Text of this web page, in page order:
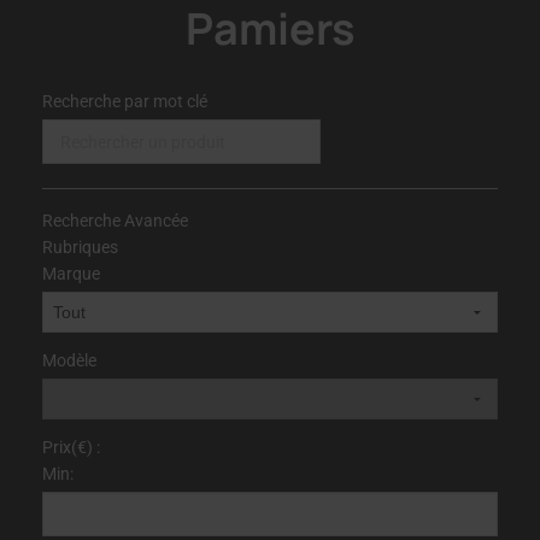
Pamiers
Recherche par mot clé
Recherche Avancée
Rubriques
Marque
Modèle
Prix(€) :
Min: